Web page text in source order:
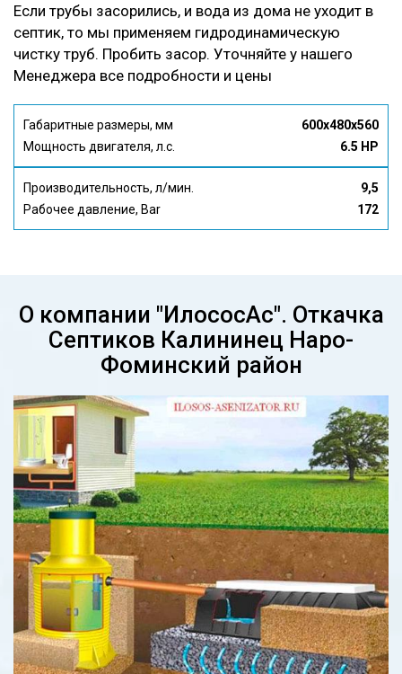
Если трубы засорились, и вода из дома не уходит в
септик, то мы применяем гидродинамическую
чистку труб. Пробить засор. Уточняйте у нашего
Менеджера все подробности и цены
Габаритные размеры, мм
600x480x560
Мощность двигателя, л.с.
6.5 HP
Производительность, л/мин.
9,5
Рабочее давление, Bar
172
О компании "ИлососАс". Откачка
Септиков Калининец Наро-
Фоминский район